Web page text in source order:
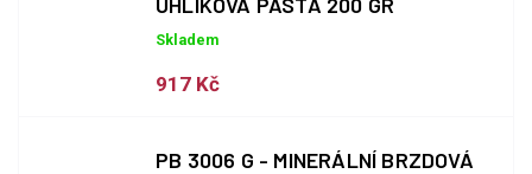
Skladem
917 Kč
PB 3006 G - MINERÁLNÍ BRZDOVÁ